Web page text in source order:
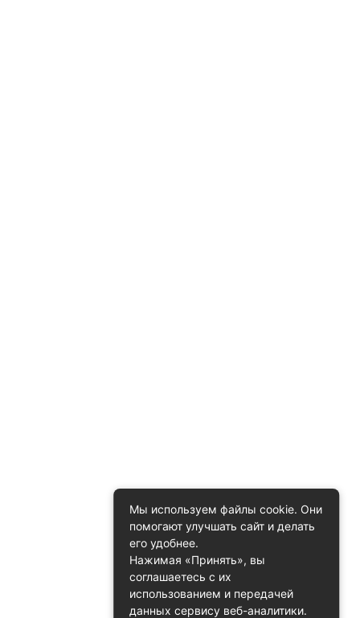
Мы используем файлы cookie. Они
помогают улучшать сайт и делать
его удобнее.
Нажимая «Принять», вы
соглашаетесь с их
использованием и передачей
данных сервису веб-аналитики.